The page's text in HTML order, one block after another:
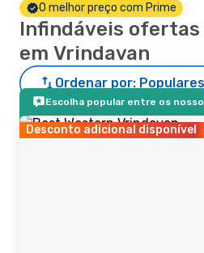
O melhor preço com Prime
Infindáveis ofertas
em Vrindavan
Ordenar por: Populares
Escolha popular entre os
Desconto adicional disponível